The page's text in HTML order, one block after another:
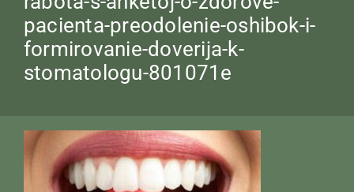
pacienta-preodolenie-oshibok-i-
formirovanie-doverija-k-
stomatologu-801071e